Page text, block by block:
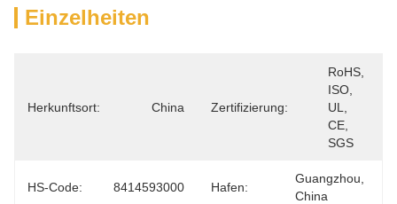
Einzelheiten
Herkunftsort: China Zertifizierung:
RoHS,
ISO,
UL,
CE,
SGS
HS-Code: 8414593000 Hafen:
Guangzhou,
China